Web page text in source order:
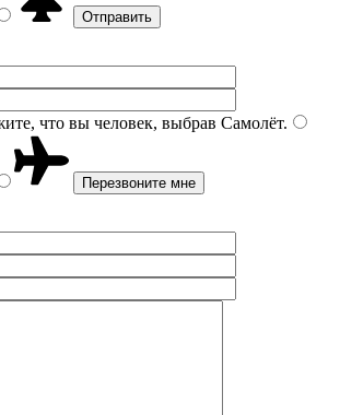
что вы человек, выбрав Самолёт.